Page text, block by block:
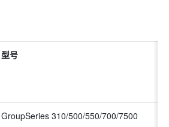
型号
GroupSeries 310/500/550/700/7500